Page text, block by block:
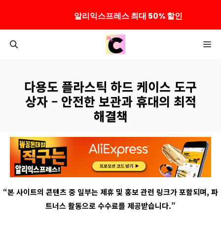
다용도 플라스틱 하드 케이스 도구
상자 – 안전한 보관과 휴대의 최적
해결책
“본 사이트의 콘텐츠 중 일부는 제휴 및 홍보 관련 링크가 포함되며, 파
트너스 활동으로 수수료를 제공받습니다.”
알리익스프레스 최대 50% 할인